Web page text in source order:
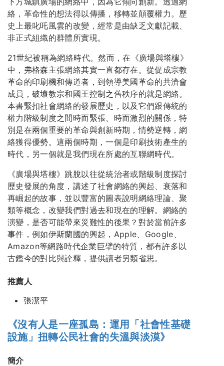
絡，革命性的想法得以傳播，移轉並顛覆權力。歷
史上最叱吒風雲的改變，經常是由缺乏文獻記載、
非正式組織的群體所實現。
21世紀被稱為網絡時代。然而，在《廣場與塔樓》
中，弗格森主張網絡其實一直都存在。從促成宗教
革命的印刷機和傳道者，到領導美國革命的共濟會
成員，破壞教宗和國王控制之舊秩序的就是網絡。
本書緊扣社會網絡的發展歷史，以及它們跟傳統的
權力階級制度之間時而緊張、時而激烈的關係，特
別是在兩個重要的革命與創新時期，情勢逆轉，網
絡獲得優勢。這兩個時期，一個是印刷技術產生的
時代，另一個就是我們現在所處的互聯網時代。
《廣場與塔樓》跳脫以往從統治者或階級制度探討
歷史發展的角度，講述了社會網絡的興起、衰落和
再崛起的故事，並以豐富的圖表說明網絡理論、聚
類等概念，改變我們對過去和現在的理解。網絡的
演變，是否可能帶來災難性的後果？對於當前許多
事件，例如伊斯蘭國的興起，Apple、Google、
Amazon等網路時代企業巨擘的特質，都有許多以
古鑑今的對比與詮釋，提供讀者另類省思。
推薦人
張潔平
《沒有人是一座孤島：運用「社會性基礎
設施」扭轉公民社會的失溫與淡漠》
簡介